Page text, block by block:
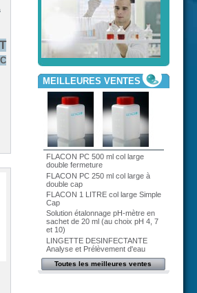
MEILLEURES VENTES
FLACON PC 500 ml col large
double fermeture
FLACON PC 250 ml col large à
double cap
FLACON 1 LITRE col large Simple
Cap
Solution étalonnage pH-mètre en
sachet de 20 ml (au choix pH 4, 7
et 10)
LINGETTE DESINFECTANTE
Analyse et Prélèvement d'eau
Toutes les meilleures ventes